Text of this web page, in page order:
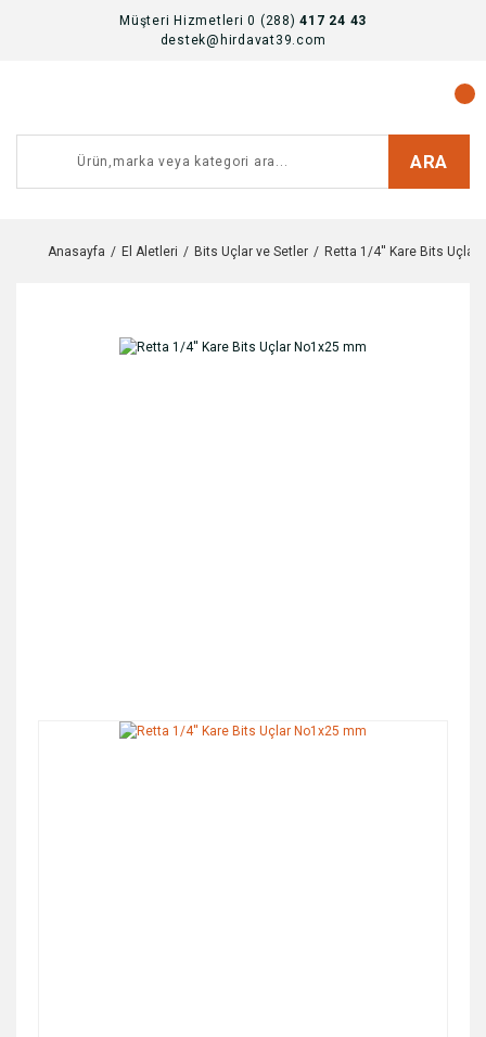
Müşteri Hizmetleri 0 (288)417 24 43
destek@hirdavat39.com
ARA
Anasayfa El Aletleri Bits Uçlar ve Setler Retta 1/4'' Kare Bits Uçlar